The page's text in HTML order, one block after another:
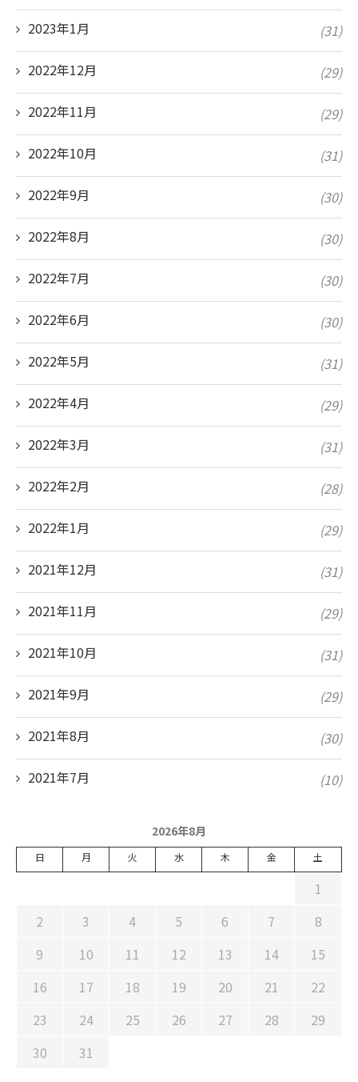
2023年1月 (31)
2022年12月 (29)
2022年11月 (29)
2022年10月 (31)
2022年9月 (30)
2022年8月 (30)
2022年7月 (30)
2022年6月 (30)
2022年5月 (31)
2022年4月 (29)
2022年3月 (31)
2022年2月 (28)
2022年1月 (29)
2021年12月 (31)
2021年11月 (29)
2021年10月 (31)
2021年9月 (29)
2021年8月 (30)
2021年7月 (10)
2026年8月
日 月 火 水 木 金 土
1
2
3 4 5 6 7
8
9
10 11 12 13 14
15
16
17 18 19 20 21
22
23
24 25 26 27 28
29
30
31